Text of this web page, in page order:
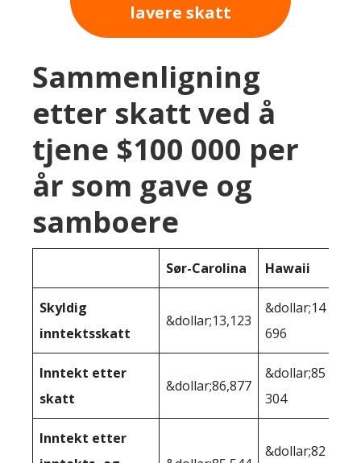
lavere skatt
Sammenligning
etter skatt ved å
tjene $100 000 per
år som gave og
samboere
Sør-Carolina Hawaii
Skyldig
inntektsskatt
&dollar;13,123
&dollar;14
696
Inntekt etter
skatt
&dollar;86,877
&dollar;85
304
Inntekt etter
&dollar;82